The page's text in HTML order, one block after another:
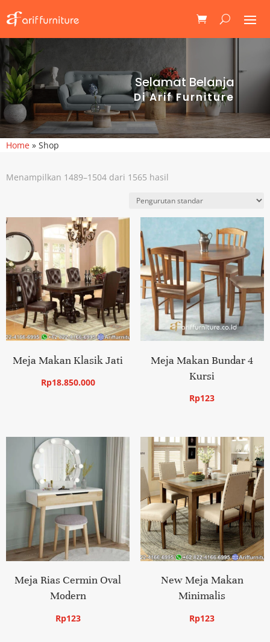
Selamat Belanja
Di Arif Furniture
Home » Shop
Menampilkan 1489–1504 dari 1565 hasil
Meja Makan Klasik Jati
Rp18.850.000
Meja Makan Bundar 4
Kursi
Rp123
Meja Rias Cermin Oval
Modern
Rp123
New Meja Makan
Minimalis
Rp123